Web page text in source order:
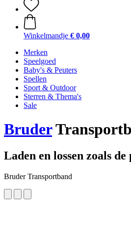
Winkelmandje € 0,00
Merken
Speelgoed
Baby's & Peuters
Spellen
Sport & Outdoor
Sterren & Thema's
Sale
Bruder
Laden en lossen zoals de
Bruder Transportband